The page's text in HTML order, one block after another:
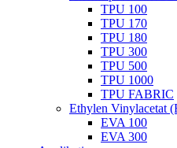
TPU 100
TPU 170
TPU 180
TPU 300
TPU 500
TPU 1000
TPU FABRIC
Ethylen Vinylacetat
EVA 100
EVA 300